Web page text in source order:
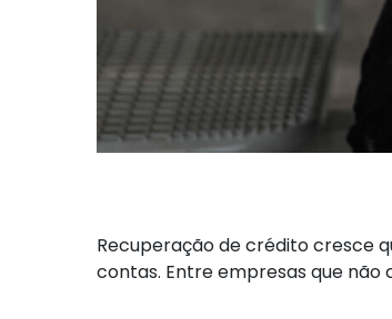
Recuperação de crédito cresce
contas. Entre empresas que